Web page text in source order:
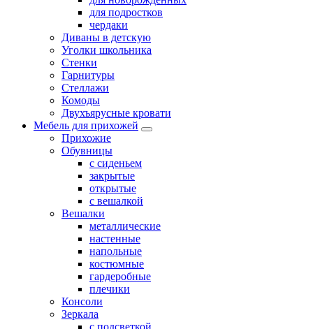
для подростков
чердаки
Диваны в детскую
Уголки школьника
Стенки
Гарнитуры
Стеллажи
Комоды
Двухъярусные кровати
Мебель для прихожей
Прихожие
Обувницы
с сиденьем
закрытые
открытые
с вешалкой
Вешалки
металлические
настенные
напольные
костюмные
гардеробные
плечики
Консоли
Зеркала
с подсветкой